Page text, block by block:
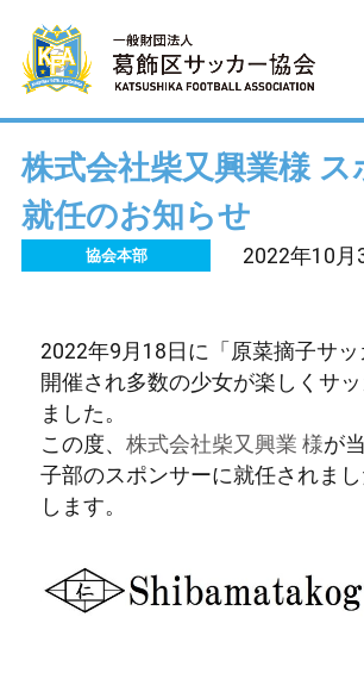
株式会社柴又興業様 ス
就任のお知らせ
協会本部 2022年10月
2022年9月18日に「原菜摘子サ
開催され多数の少女が楽しくサ
ました。
この度、株式会社柴又興業 様が
子部のスポンサーに就任されま
します。
HOME
お知らせ
規約・運営資料
お問い合わせ